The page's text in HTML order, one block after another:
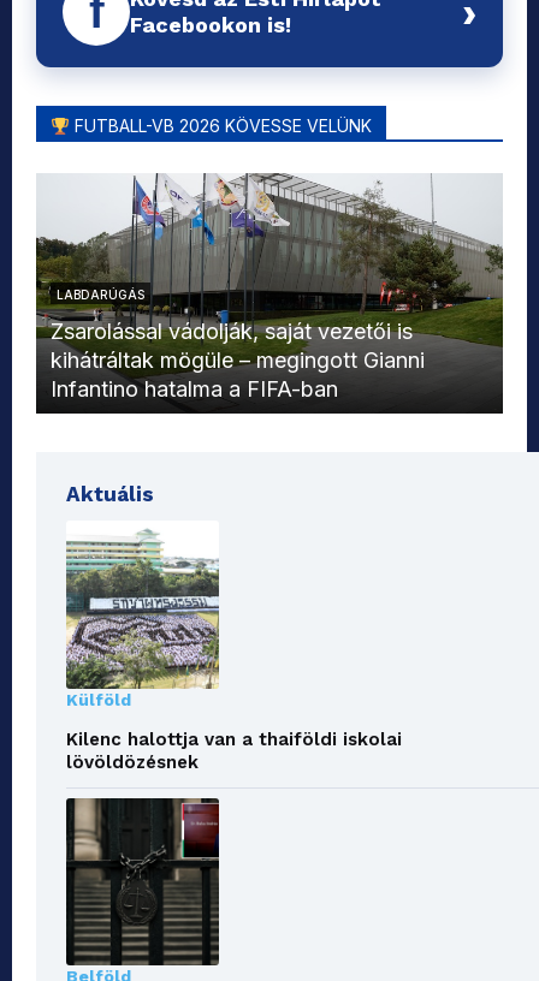
f
Facebookon is!
›
FUTBALL-VB 2026 KÖVESSE VELÜNK
LABDARÚGÁS
Zsarolással vádolják, saját vezetői is
kihátráltak mögüle – megingott Gianni
Infantino hatalma a FIFA-ban
Aktuális
Külföld
Kilenc halottja van a thaiföldi iskolai
lövöldözésnek
Belföld